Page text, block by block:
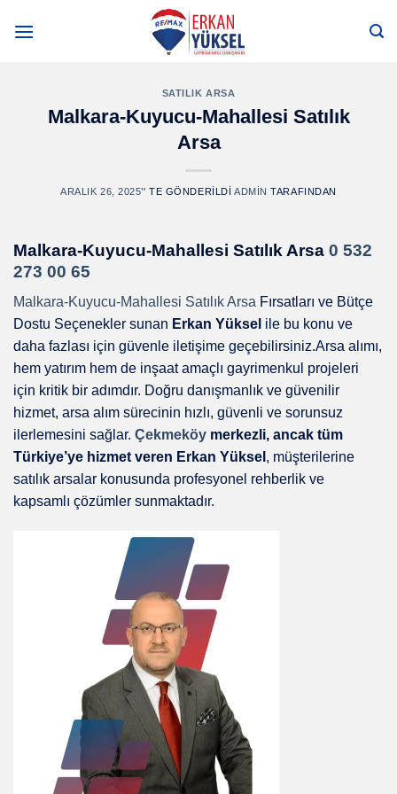
SATILIK ARSA
Malkara-Kuyucu-Mahallesi Satılık
Arsa
ARALIK 26, 2025’' TE GÖNDERILDI ADMIN TARAFINDAN
Malkara-Kuyucu-Mahallesi Satılık Arsa 0 532
273 00 65
Malkara-Kuyucu-Mahallesi Satılık Arsa Fırsatları ve Bütçe
Dostu Seçenekler sunan Erkan Yüksel ile bu konu ve
daha fazlası için güvenle iletişime geçebilirsiniz.Arsa alımı,
hem yatırım hem de inşaat amaçlı gayrimenkul projeleri
için kritik bir adımdır. Doğru danışmanlık ve güvenilir
hizmet, arsa alım sürecinin hızlı, güvenli ve sorunsuz
ilerlemesini sağlar. Çekmeköy merkezli, ancak tüm
Türkiye’ye hizmet veren Erkan Yüksel , müşterilerine
satılık arsalar konusunda profesyonel rehberlik ve
kapsamlı çözümler sunmaktadır.